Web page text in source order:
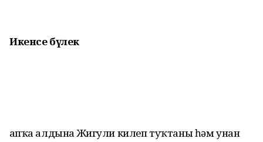
Икенсе бүлек
Ҡапҡа алдына Жигули килеп туҡтаны һәм унан